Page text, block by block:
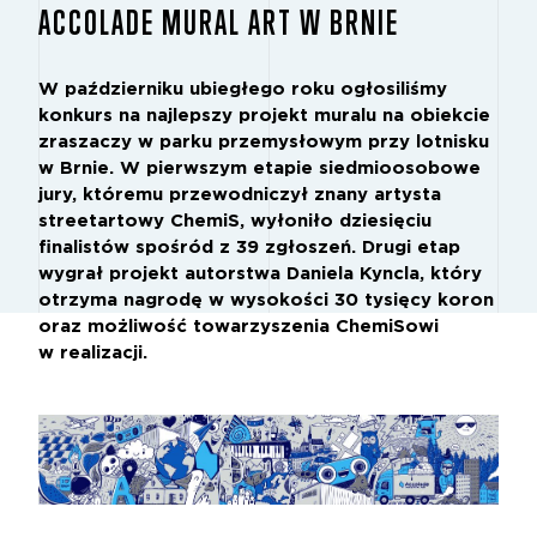
ACCOLADE MURAL ART W BRNIE
W październiku ubiegłego roku ogłosiliśmy
konkurs na najlepszy projekt muralu na obiekcie
zraszaczy w parku przemysłowym przy lotnisku
w Brnie. W pierwszym etapie siedmioosobowe
jury, któremu przewodniczył znany artysta
streetartowy ChemiS, wyłoniło dziesięciu
finalistów spośród z 39 zgłoszeń. Drugi etap
wygrał projekt autorstwa Daniela Kyncla, który
otrzyma nagrodę w wysokości 30 tysięcy koron
oraz możliwość towarzyszenia ChemiSowi
w realizacji.